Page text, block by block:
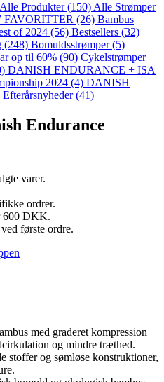
Alle Produkter(150) Alle Strømper
FAVORITTER (26) Bambus
of 2024 (56) Bestsellers (32)
(248) Bomuldsstrømper(5)
op til 60% (90) Cykelstrømper
DANISH ENDURANCE + ISA
2024 (4) DANISH
Efterårsnyheder(41)
Endurance
varer.
ordrer.
600 DKK.
første ordre.
med graderet kompression
og mindre træthed.
stoffer og sømløse konstruktioner,